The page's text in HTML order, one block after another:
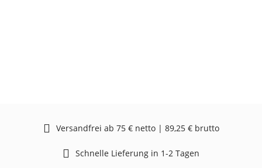
Versandfrei ab 75 € netto | 89,25 € brutto
Schnelle Lieferung in 1-2 Tagen